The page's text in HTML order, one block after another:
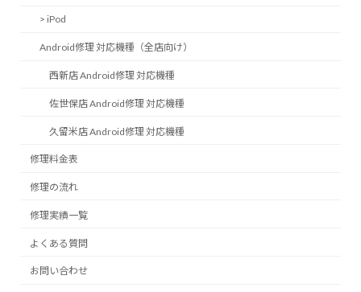
> iPod
Android修理 対応機種（全店向け）
西新店 Android修理 対応機種
佐世保店 Android修理 対応機種
久留米店 Android修理 対応機種
修理料金表
修理の流れ
修理実績一覧
よくある質問
お問い合わせ